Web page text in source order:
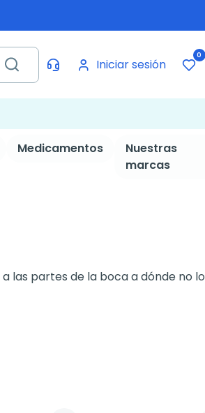
Iniciar sesión
0
Medicamentos
Nuestras
marcas
las partes de la boca a dónde no lo